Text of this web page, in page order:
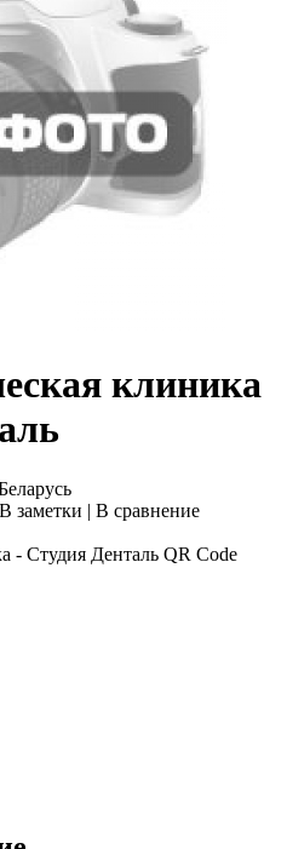
клиника
В заметки | В сравнение